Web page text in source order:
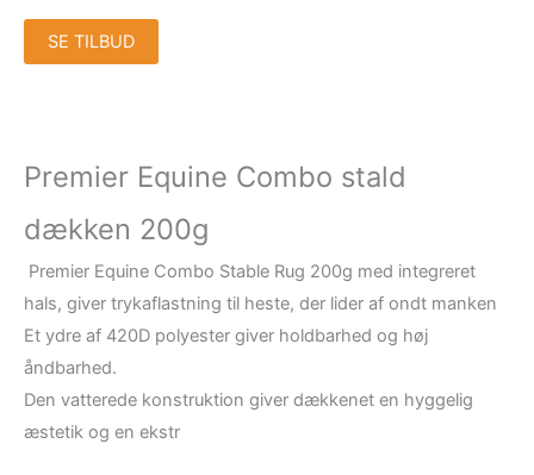
SE TILBUD
Premier Equine Combo stald
dækken 200g
Premier Equine Combo Stable Rug 200g med integreret
hals, giver trykaflastning til heste, der lider af ondt manken
Et ydre af 420D polyester giver holdbarhed og høj
åndbarhed.
Den vatterede konstruktion giver dækkenet en hyggelig
æstetik og en ekstr